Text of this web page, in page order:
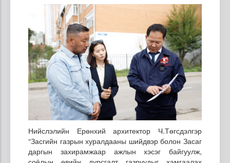
Нийслэлийн Ерөнхий архитектор Ч.Төгсдэлгэр
“Засгийн газрын хуралдааны шийдвэр болон Засаг
даргын захирамжаар ажлын хэсэг байгуулж,